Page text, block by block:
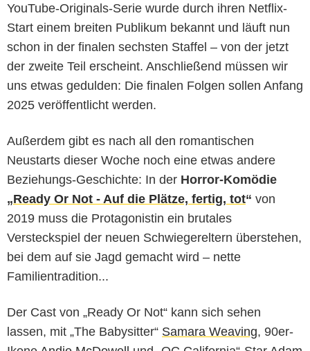
YouTube-Originals-Serie wurde durch ihren Netflix-
Start einem breiten Publikum bekannt und läuft nun
schon in der finalen sechsten Staffel – von der jetzt
der zweite Teil erscheint. Anschließend müssen wir
uns etwas gedulden: Die finalen Folgen sollen Anfang
2025 veröffentlicht werden.
Außerdem gibt es nach all den romantischen
Neustarts dieser Woche noch eine etwas andere
Beziehungs-Geschichte: In der Horror-Komödie
„Ready Or Not - Auf die Plätze, fertig, tot“ von
2019 muss die Protagonistin ein brutales
Versteckspiel der neuen Schwiegereltern überstehen,
bei dem auf sie Jagd gemacht wird – nette
Familientradition...
Der Cast von „Ready Or Not“ kann sich sehen
lassen, mit „The Babysitter“ Samara Weaving, 90er-